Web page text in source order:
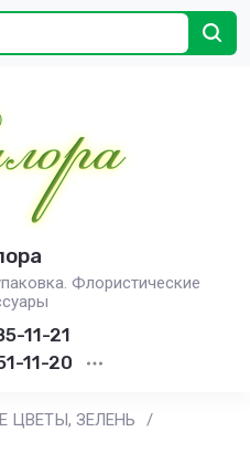
Флористические
11-21
11-20
ЦВЕТЫ, ЗЕЛЕНЬ
/